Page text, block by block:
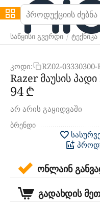
საწყისი გვერდი / ტექნიკა
კოდი: RZ02-03330300-
Razer მაუსის
‍94‍₾
არ არის გაყიდვაში
ბრენდი
ონლაინ
გადახდის